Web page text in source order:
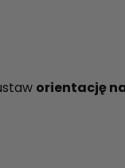
orientację